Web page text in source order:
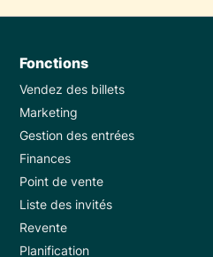
Fonctions
Vendez des billets
Marketing
Gestion des entrées
Finances
Point de vente
Liste des invités
Revente
Planification